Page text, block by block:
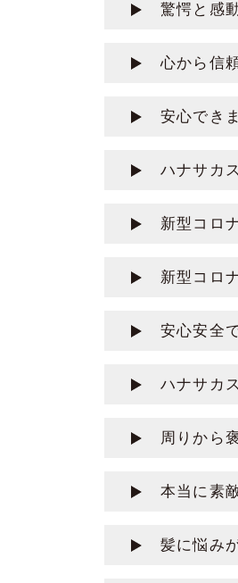
驚愕と感
心から信
安心でき
ハナサカ
新型コロ
新型コロ
安心安全
ハナサカ
周りから
本当に素
髪に悩み